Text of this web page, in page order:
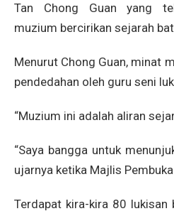
Tan Chong Guan yang
muzium bercirikan sejarah
Menurut Chong Guan, minat
pendedahan oleh guru seni
“Muzium ini adalah aliran
“Saya bangga untuk
ujarnya ketika Majlis
Terdapat kira-kira 80